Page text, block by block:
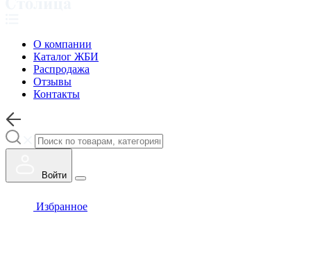
О компании
Каталог ЖБИ
Распродажа
Отзывы
Контакты
Войти
Избранное